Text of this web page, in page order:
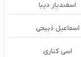
اسفندیار دیبا
اسماعیل ذبیحی
اسی کناری